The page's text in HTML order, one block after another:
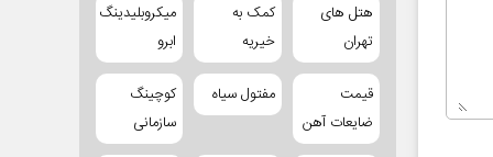
هتل های
تهران
کمک به
خیریه
میکروبلیدینگ
ابرو
قیمت
ضایعات آهن
مفتول سیاه
کوچینگ
سازمانی